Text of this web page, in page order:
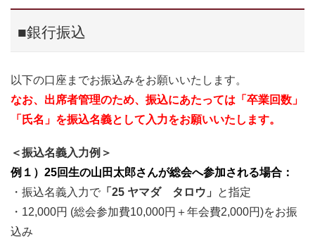
■銀行振込
以下の口座までお振込みをお願いいたします。
なお、出席者管理のため、振込にあたっては「卒業回数」
「氏名」を振込名義として入力をお願いいたします。
＜振込名義入力例＞
例１）25回生の山田太郎さんが総会へ参加される場合：
・振込名義入力で 「25 ヤマダ タロウ」
と指定
・12,000円 (総会参加費10,000円＋年会費2,000円)をお振
込み